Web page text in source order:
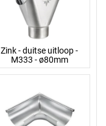
Zink - duitse uitloop -
M333 - ø80mm